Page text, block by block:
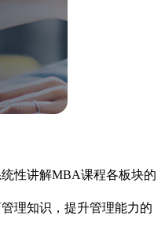
性讲解MBA课程各板块的
理知识，提升管理能力的